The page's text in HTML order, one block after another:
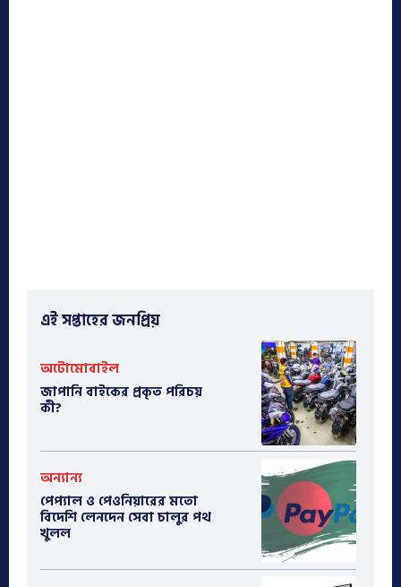
এই সপ্তাহের জনপ্রিয়
অটোমোবাইল
​জাপানি বাইকের প্রকৃত পরিচয়
কী?
অন্যান্য
পেপ্যাল ও পেওনিয়ারের মতো
বিদেশি লেনদেন সেবা চালুর পথ
খুলল